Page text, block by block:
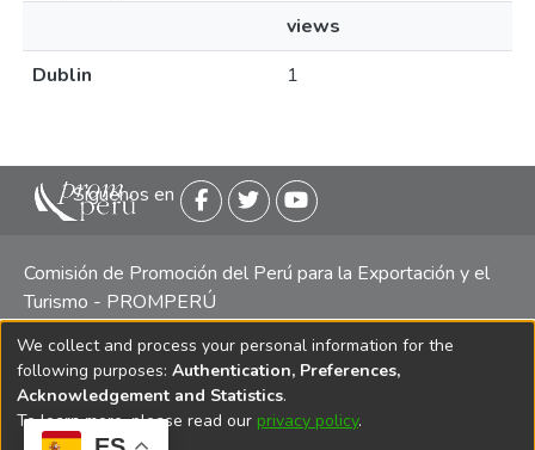
views
Dublin
1
Siguenos en
Comisión de Promoción del Perú para la Exportación y el
Turismo - PROMPERÚ
Central telefónica: (511) 616 7300 / 616 7400 Calle Uno
Oeste 50, Edificio Mincetur, Pisos 13 y 14, San Isidro -
Lima
We collect and process your personal information for the
following purposes: Authentication, Preferences,
Acknowledgement and Statistics.
To learn more, please read our privacy policy.